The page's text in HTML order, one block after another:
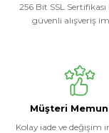
256 Bit SSL Sertifikası
güvenli alışveriş
Müşteri
Kolay iade ve değişim